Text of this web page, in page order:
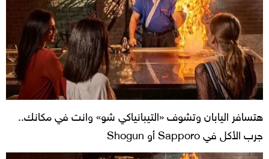
هتسافر اليابان وتشوف «التيبانياكي شو» وانت في مكانك..
جرب الأكل في Sapporo أو Shogun